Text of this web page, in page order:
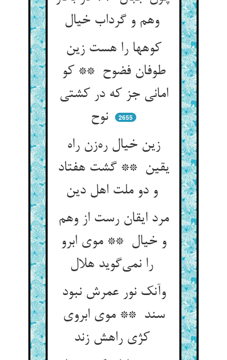
وهم و گرداب خیال
کوهها را هست زین
طوفان فضوح ** کو
امانی جز که در کشتی
نوح
2655
زین خیال ره‌زن راه
یقین ** گشت هفتاد
و دو ملت اهل دین
مرد ایقان رست از وهم
و خیال ** موی ابرو
وآنک نور عمرش نبود
سند ** موی ابروی
کژی راهش زند